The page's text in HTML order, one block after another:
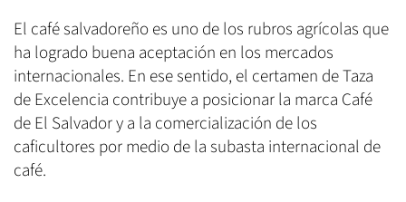
El café salvadoreño es uno de los rubros agrícolas que
ha logrado buena aceptación en los mercados
internacionales. En ese sentido, el certamen de Taza
de Excelencia contribuye a posicionar la marca Café
de El Salvador y a la comercialización de los
caficultores por medio de la subasta internacional de
café.